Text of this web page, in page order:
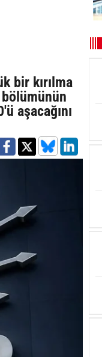
bir kırılma
aşacağını